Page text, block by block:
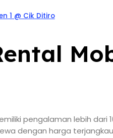
1 @ Cik Ditiro
pengalaman lebih
dengan harga